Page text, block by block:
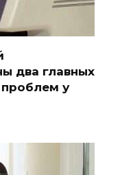
два главных
проблем у